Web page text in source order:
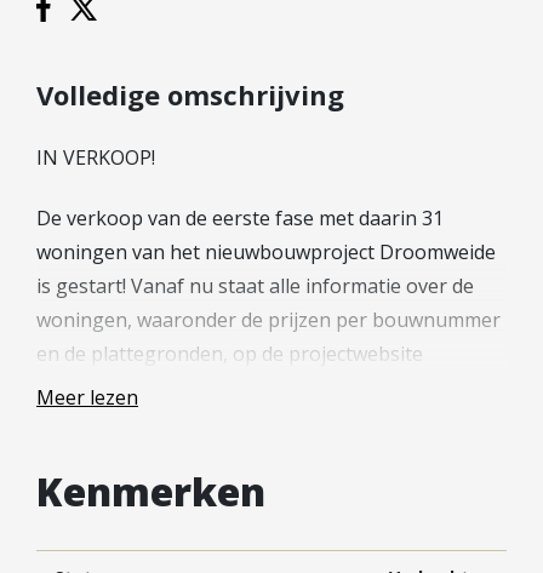
Hypotheek oversluiten
Starterslening
Banken
Reviews
Contact
Leer ons kennen
Over Ons
FAQ
Volledige omschrijving
IN VERKOOP!
De verkoop van de eerste fase met daarin 31
woningen van het nieuwbouwproject Droomweide
is gestart! Vanaf nu staat alle informatie over de
woningen, waaronder de prijzen per bouwnummer
en de plattegronden, op de projectwebsite
(nieuwbouw-meerkerk.nl).
Droomweide krijgt een dorps en saamhorig
karakter. Je maakt er gemakkelijk een praatje met
Meer lezen
Kenmerken